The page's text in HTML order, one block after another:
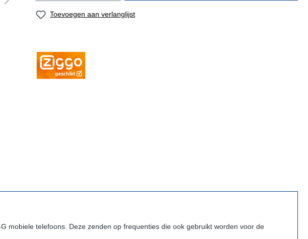
Toevoegen aan verlanglijst
mobiele telefoons. Deze zenden op frequenties die ook gebruikt worden voor de